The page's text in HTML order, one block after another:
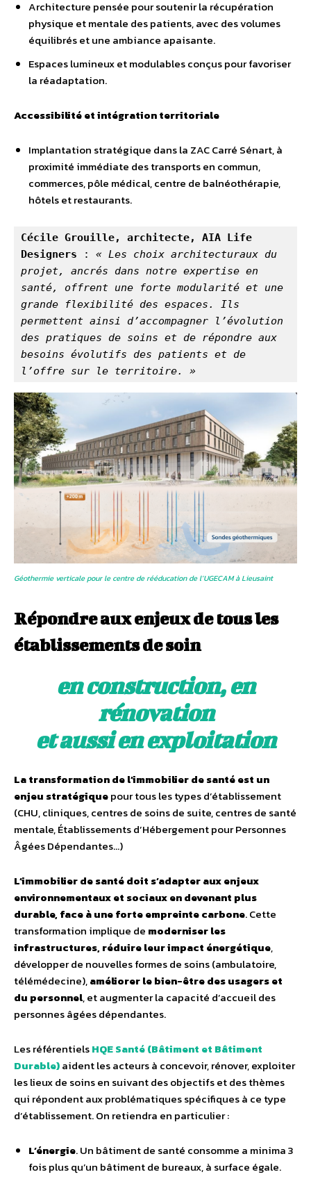
Architecture pensée pour soutenir la récupération
physique et mentale des patients, avec des volumes
équilibrés et une ambiance apaisante.
Espaces lumineux et modulables conçus pour favoriser
la réadaptation.
Accessibilité et intégration territoriale
Implantation stratégique dans la ZAC Carré Sénart, à
proximité immédiate des transports en commun,
commerces, pôle médical, centre de balnéothérapie,
hôtels et restaurants.
Cécile Grouille, architecte, AIA Life
Designers : « Les choix architecturaux du
projet, ancrés dans notre expertise en
santé, offrent une forte modularité et une
grande flexibilité des espaces. Ils
permettent ainsi d’accompagner l’évolution
des pratiques de soins et de répondre aux
besoins évolutifs des patients et de
l’offre sur le territoire. »
Géothermie verticale pour le centre de rééducation de l’UGECAM à Lieusaint
Répondre aux enjeux de tous les
établissements de soin
en construction, en
rénovation
et aussi en exploitation
La transformation de l’immobilier de santé est un
enjeu stratégiquepour tous les types d’établissement
(CHU, cliniques, centres de soins de suite, centres de santé
mentale, Établissements d’Hébergement pour Personnes
Âgées Dépendantes…)
L’immobilier de santé doit s’adapter aux enjeux
environnementaux et sociaux en devenant plus
durable, face à une forte empreinte carbone. Cette
transformation implique de moderniser les
infrastructures, réduire leur impact énergétique,
développer de nouvelles formes de soins (ambulatoire,
télémédecine),améliorer le bien-être des usagers et
du personnel, et augmenter la capacité d’accueil des
personnes âgées dépendantes.
Les référentielsHQE Santé (Bâtiment et Bâtiment
Durable)aident les acteurs à concevoir, rénover, exploiter
les lieux de soins en suivant des objectifs et des thèmes
qui répondent aux problématiques spécifiques à ce type
d’établissement. On retiendra en particulier :
L’énergie. Un bâtiment de santé consomme a minima 3
fois plus qu’un bâtiment de bureaux, à surface égale.